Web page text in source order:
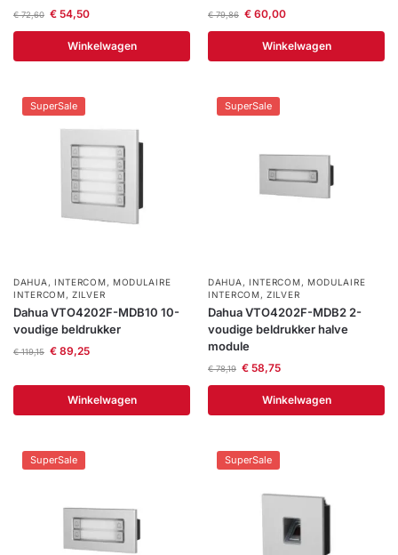
€72,60 €54,50
Winkelwagen
€79,86 €60,00
Winkelwagen
SuperSale
DAHUA , INTERCOM, MODULAIRE
INTERCOM,ZILVER
Dahua VTO4202F-MDB10 10-
voudige beldrukker
€119,15 €89,25
Winkelwagen
SuperSale
DAHUA , INTERCOM, MODULAIRE
INTERCOM,ZILVER
Dahua VTO4202F-MDB2 2-
voudige beldrukker halve
module
€78,19 €58,75
Winkelwagen
SuperSale SuperSale